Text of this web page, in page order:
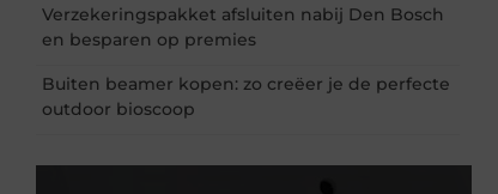
Verzekeringspakket afsluiten nabij Den Bosch
en besparen op premies
Buiten beamer kopen: zo creëer je de perfecte
outdoor bioscoop